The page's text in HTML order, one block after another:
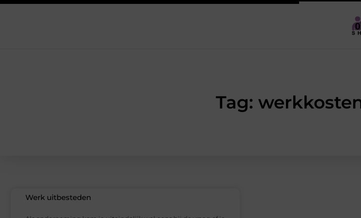
Tag:
Werk uitbesteden